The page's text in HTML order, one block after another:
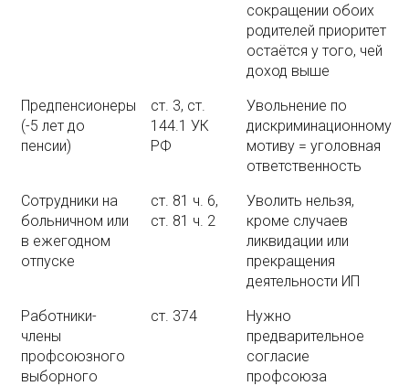
сокращении обоих
родителей приоритет
остаётся у того, чей
доход выше
Предпенсионеры
(-5 лет до
пенсии)
ст. 3, ст.
144.1 УК
РФ
Увольнение по
дискриминационному
мотиву = уголовная
ответственность
Сотрудники на
больничном или
в ежегодном
отпуске
ст. 81 ч. 6,
ст. 81 ч. 2
Уволить нельзя,
кроме случаев
ликвидации или
прекращения
деятельности ИП
Работники-
члены
профсоюзного
выборного
ст. 374
Нужно
предварительное
согласие
профсоюза